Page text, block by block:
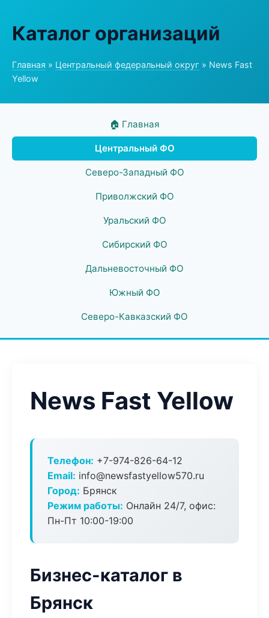
Каталог организаций
Главная » Центральный федеральный округ » News Fast
Yellow
🏠 Главная
Центральный ФО
Северо-Западный ФО
Приволжский ФО
Уральский ФО
Сибирский ФО
Дальневосточный ФО
Южный ФО
Северо-Кавказский ФО
News Fast Yellow
Телефон: +7-974-826-64-12
Email: info@newsfastyellow570.ru
Город: Брянск
Режим работы: Онлайн 24/7, офис:
Пн-Пт 10:00-19:00
Бизнес-каталог в
Брянск